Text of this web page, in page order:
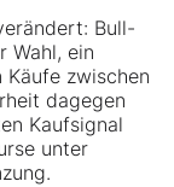
Bull-
Wahl, ein
Käufe zwischen
dagegen
Kaufsignal
unter